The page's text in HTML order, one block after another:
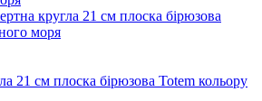
21 см плоска бірюзова Totem кольору